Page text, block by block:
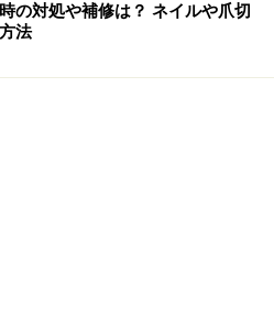
の対処や補修は？ ネイルや爪切
法